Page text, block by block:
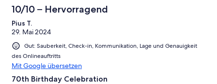
10/10 – Hervorragend
Pius T.
29. Mai 2024
Gut: Sauberkeit, Check-in, Kommunikation, Lage und Genauigkeit
des Onlineauftritts
Mit Google übersetzen
70th Birthday Celebration